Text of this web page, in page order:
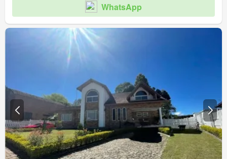
WhatsApp